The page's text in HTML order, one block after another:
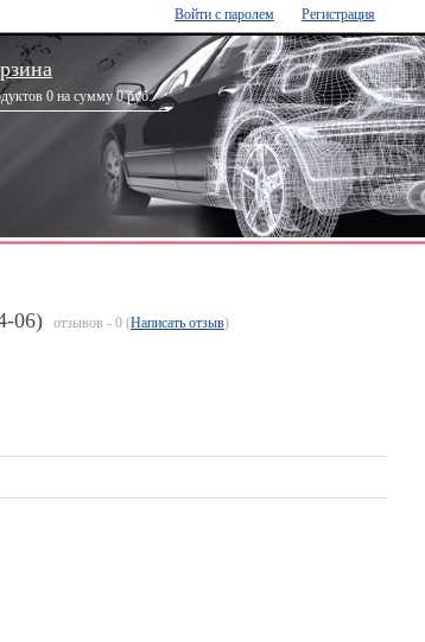
Войти с паролем Регистрация
0 на сумму 0 руб.
06) отзывов - 0 (Написать отзыв)